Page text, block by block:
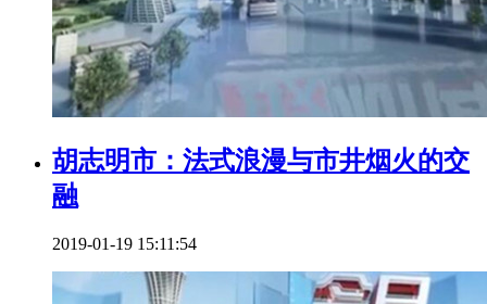
胡志明市：法式浪漫与市井烟火的交
融
2019-01-19 15:11:54